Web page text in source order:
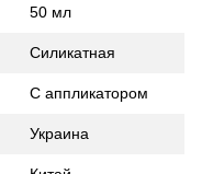
50 мл
Силикатная
С аппликатором
Украина